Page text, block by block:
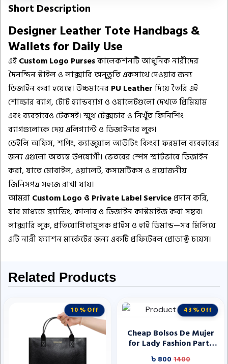
Short Description
Designer Leather Tote Handbags &
Wallets for Daily Use
এইCustom Logo Pursesকালেকশনটি আধুনিক নারীদের
দৈনন্দিন স্টাইল ও লাক্সারি অনুভূতি একসাথে দেওয়ার জন্য
ডিজাইন করা হয়েছে। উচ্চমানেরPU Leatherদিয়ে তৈরি এই
শোল্ডার ব্যাগ, টোট হ্যান্ডব্যাগ ও ওয়ালেটগুলো দেখতে প্রিমিয়াম
এবং ব্যবহারেও টেকসই। স্মুথ টেক্সচার ও নিখুঁত ফিনিশিং
ব্যাগগুলোকে দেয় এলিগ্যান্ট ও ডিজাইনার লুক।
ডেইলি অফিস, শপিং, ক্যাজুয়াল আউটিং কিংবা ফরমাল ব্যবহারের
জন্য এগুলো অত্যন্ত উপযোগী। ভেতরের স্পেস স্মার্টভাবে ডিজাইন
করা, যাতে মোবাইল, ওয়ালেট, কসমেটিকস ও প্রয়োজনীয়
জিনিসপত্র সহজে রাখা যায়।
আমরাCustom Logo ও Private Label Serviceপ্রদান করি,
যার মাধ্যমে ব্র্যান্ডিং, কালার ও ডিজাইন কাস্টমাইজ করা সম্ভব।
লাক্সারি লুক, প্রতিযোগিতামূলক প্রাইস ও হাই ডিমান্ড—সব মিলিয়ে
এটি নারী ফ্যাশন মার্কেটের জন্য একটি প্রফিটেবল প্রোডাক্ট চয়েস।
Related Products
10 % Off 43 % Off
Cheap Bolsos De Mujer
for Lady Fashion Party
Tote Bags High Quality
৳ 800 1400